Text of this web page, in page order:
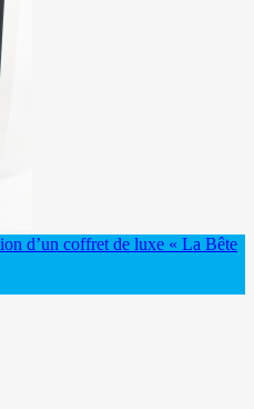
d’un coffret de luxe « La Bête